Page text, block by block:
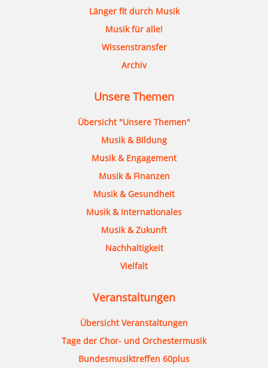
Länger fit durch Musik
Musik für alle!
Wissenstransfer
Archiv
Unsere Themen
Übersicht "Unsere Themen"
Musik & Bildung
Musik & Engagement
Musik & Finanzen
Musik & Gesundheit
Musik & Internationales
Musik & Zukunft
Nachhaltigkeit
Vielfalt
Veranstaltungen
Übersicht Veranstaltungen
Tage der Chor- und Orchestermusik
Bundesmusiktreffen 60plus